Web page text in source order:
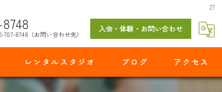
27
707-8748（お問い合わせ先）
入会・体験・お問い合わせ
レンタルスタジオ ブログ アクセス